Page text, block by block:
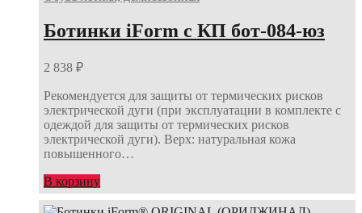
Ботинки iForm с КП бот-084-юз
2 838 ₽
Рекомендуется для защиты от термических рисков
электрической дуги (при эксплуатации в комплекте с
одеждой для защиты от термических рисков
электрической дуги). Верх: натуральная кожа
повышенного…
В корзину